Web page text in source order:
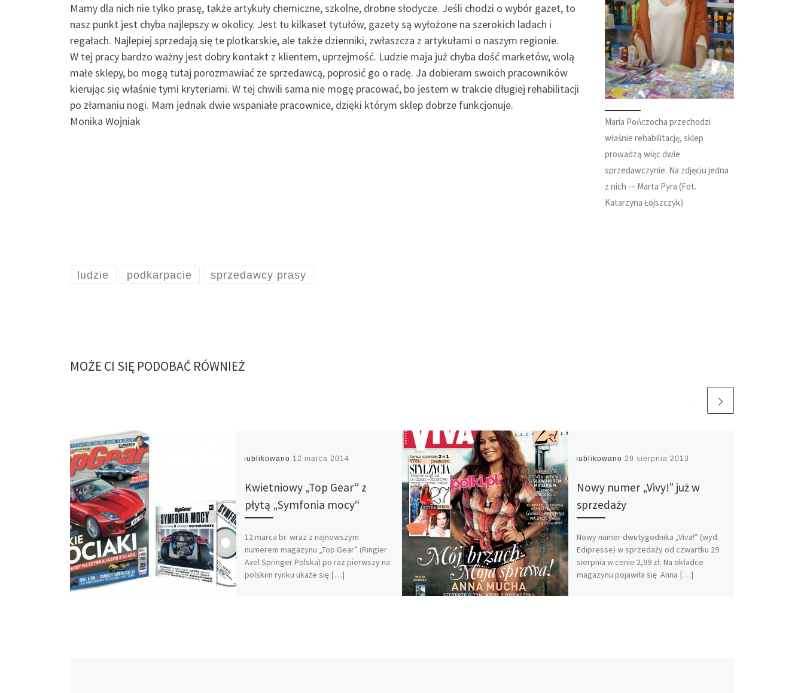
Maria Pończocha przechodzi
właśnie rehabilitację, sklep
prowadzą więc dwie
sprzedawczynie. Na zdjęciu jedna
z nich -– Marta Pyra (Fot.
Katarzyna Łojszczyk)
Mamy dla nich nie tylko prasę, także artykuły chemiczne, szkolne, drobne słodycze. Jeśli chodzi o wybór gazet, to
nasz punkt jest chyba najlepszy w okolicy. Jest tu kilkaset tytułów, gazety są wyłożone na szerokich ladach i
regałach. Najlepiej sprzedają się te plotkarskie, ale także dzienniki, zwłaszcza z artykułami o naszym regionie.
W tej pracy bardzo ważny jest dobry kontakt z klientem, uprzejmość. Ludzie maja już chyba dość marketów, wolą
małe sklepy, bo mogą tutaj porozmawiać ze sprzedawcą, poprosić go o radę. Ja dobieram swoich pracowników
kierując się właśnie tymi kryteriami. W tej chwili sama nie mogę pracować, bo jestem w trakcie długiej rehabilitacji
po złamaniu nogi. Mam jednak dwie wspaniałe pracownice, dzięki którym sklep dobrze funkcjonuje.
Monika Wojniak
ludzie podkarpacie sprzedawcy prasy
MOŻE CI SIĘ PODOBAĆ RÓWNIEŻ
Opublikowano 12 marca 2014
Kwietniowy „Top Gear“ z
płytą „Symfonia mocy“
12 marca br. wraz z najnowszym
numerem magazynu „Top Gear” (Ringier
Axel Springer Polska) po raz pierwszy na
polskim rynku ukaże się […]
Opublikowano 29 sierpnia 2013
Nowy numer „Vivy!” już w
sprzedaży
Nowy numer dwutygodnika „Viva!” (wyd.
Edipresse) w sprzedaży od czwartku 29
sierpnia w cenie 2,99 zł. Na okładce
magazynu pojawiła się Anna […]